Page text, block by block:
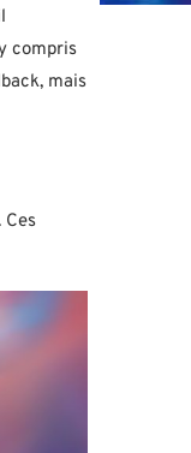
compris
mais
Ces